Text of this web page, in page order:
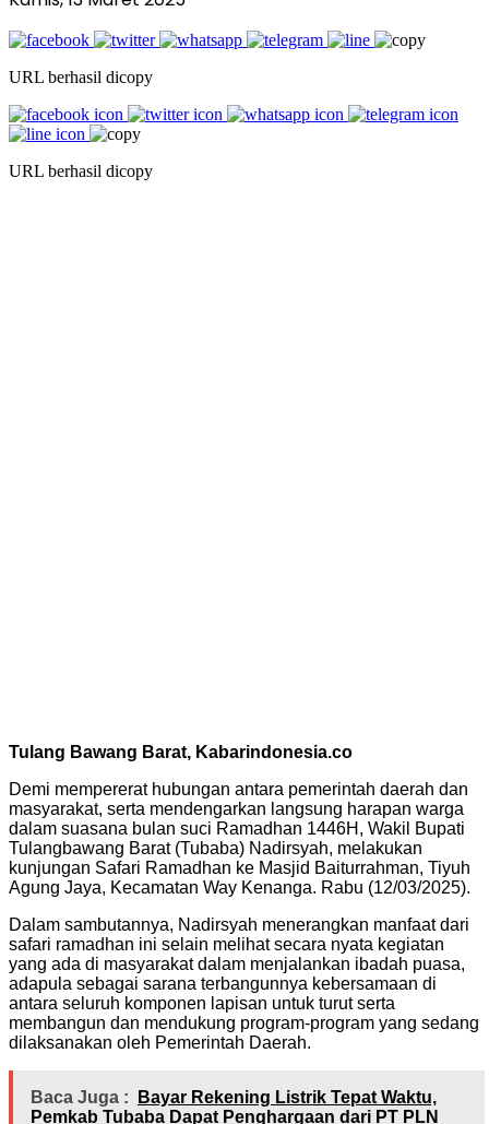
URL berhasil dicopy
URL berhasil dicopy
Tulang Bawang Barat, Kabarindonesia.co
Demi mempererat hubungan antara pemerintah daerah dan
masyarakat, serta mendengarkan langsung harapan warga
dalam suasana bulan suci Ramadhan 1446H, Wakil Bupati
Tulangbawang Barat (Tubaba) Nadirsyah, melakukan
kunjungan Safari Ramadhan ke Masjid Baiturrahman, Tiyuh
Agung Jaya, Kecamatan Way Kenanga. Rabu (12/03/2025).
Dalam sambutannya, Nadirsyah menerangkan manfaat dari
safari ramadhan ini selain melihat secara nyata kegiatan
yang ada di masyarakat dalam menjalankan ibadah puasa,
adapula sebagai sarana terbangunnya kebersamaan di
antara seluruh komponen lapisan untuk turut serta
membangun dan mendukung program-program yang sedang
dilaksanakan oleh Pemerintah Daerah.
Baca Juga :
Bayar Rekening Listrik Tepat Waktu,
Pemkab Tubaba Dapat Penghargaan dari PT PLN